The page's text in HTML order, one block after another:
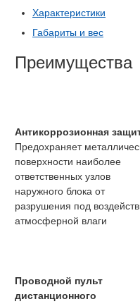
Характеристики
Габариты и вес
Преимущества
Антикоррозионная
Предохраняет
поверхности наиболее
ответственных узлов
наружного блока от
разрушения под
атмосферной влаги
Проводной пульт
дистанционного